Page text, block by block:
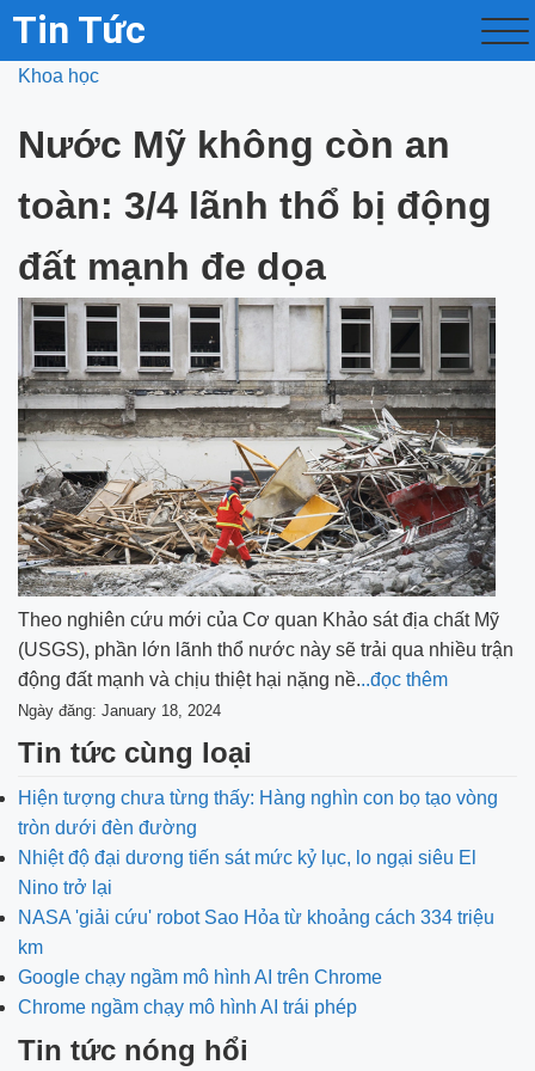
Tin Tức
Khoa học
Nước Mỹ không còn an
toàn: 3/4 lãnh thổ bị động
đất mạnh đe dọa
Theo nghiên cứu mới của Cơ quan Khảo sát địa chất Mỹ
(USGS), phần lớn lãnh thổ nước này sẽ trải qua nhiều trận
động đất mạnh và chịu thiệt hại nặng nề...đọc thêm
Ngày đăng: January 18, 2024
Tin tức cùng loại
Hiện tượng chưa từng thấy: Hàng nghìn con bọ tạo vòng
tròn dưới đèn đường
Nhiệt độ đại dương tiến sát mức kỷ lục, lo ngại siêu El
Nino trở lại
NASA 'giải cứu' robot Sao Hỏa từ khoảng cách 334 triệu
km
Google chạy ngầm mô hình AI trên Chrome
Chrome ngầm chạy mô hình AI trái phép
Tin tức nóng hổi